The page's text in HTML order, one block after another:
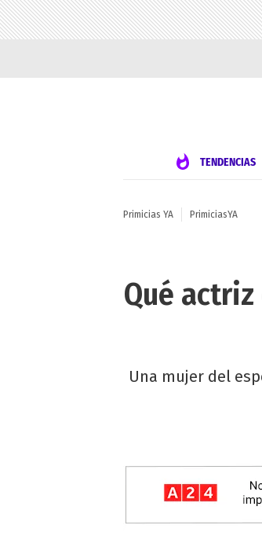
TENDENCIAS
Primicias YA PrimiciasYA
Qué
Una mujer del